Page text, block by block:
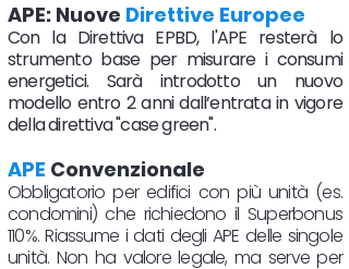
APE: Nuove Direttive Europee
Con la Direttiva EPBD, l'APE resterà lo
strumento base per misurare i consumi
energetici. Sarà introdotto un nuovo
modello entro 2 anni dall’entrata in vigore
della direttiva "case green".
APE Convenzionale
Obbligatorio per edifici con più unità (es.
condomini) che richiedono il Superbonus
110%. Riassume i dati degli APE delle singole
unità. Non ha valore legale, ma serve per